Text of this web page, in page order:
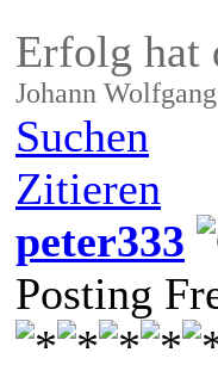
Erfolg hat
Johann
Suchen
Zitieren
peter333
Posting